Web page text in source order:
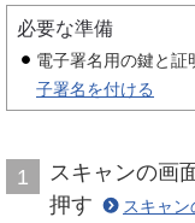
必要な準備
電子署名用の鍵と証
子署名を付ける
1
スキャンの画
押す
スキャ